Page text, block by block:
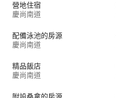
營地住宿
慶尚南道
配備泳池的房源
慶尚南道
精品飯店
慶尚南道